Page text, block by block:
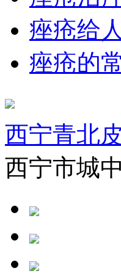
痤疮给
痤疮的
西宁青北
西宁市城